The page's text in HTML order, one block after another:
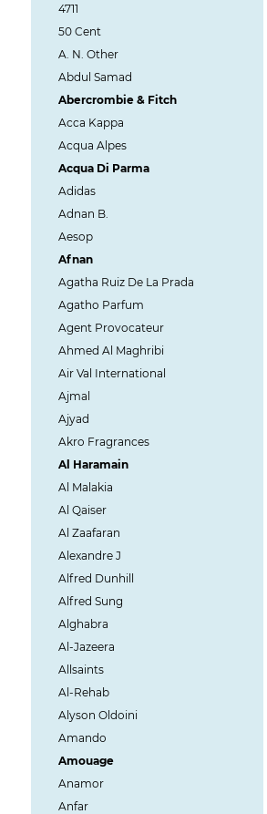
4711
50 Cent
A. N. Other
Abdul Samad
Abercrombie & Fitch
Acca Kappa
Acqua Alpes
Acqua Di Parma
Adidas
Adnan B.
Aesop
Afnan
Agatha Ruiz De La Prada
Agatho Parfum
Agent Provocateur
Ahmed Al Maghribi
Air Val International
Ajmal
Ajyad
Akro Fragrances
Al Haramain
Al Malakia
Al Qaiser
Al Zaafaran
Alexandre J
Alfred Dunhill
Alfred Sung
Alghabra
Al-Jazeera
Allsaints
Al-Rehab
Alyson Oldoini
Amando
Amouage
Anamor
Anfar